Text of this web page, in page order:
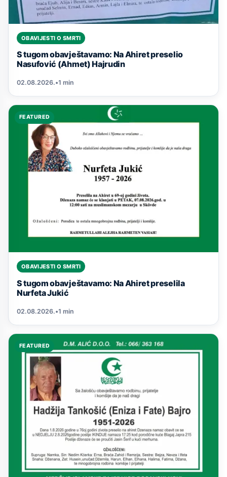
OBAVIJESTI O SMRTI
S tugom obavještavamo: Na Ahiret preselio
Nasufović (Ahmet) Hajrudin
02.08.2026.•1 min
FEATURED
OBAVIJESTI O SMRTI
S tugom obavještavamo: Na Ahiret preselila
Nurfeta Jukić
02.08.2026.•1 min
FEATURED